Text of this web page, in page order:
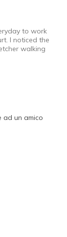
to work
I noticed the
walking
ad un amico